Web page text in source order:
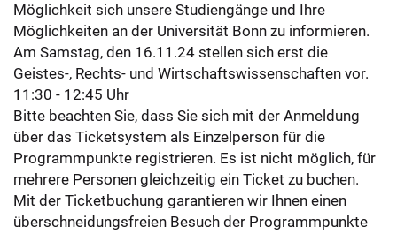
Möglichkeit sich unsere Studiengänge und Ihre
Möglichkeiten an der Universität Bonn zu informieren.
Am Samstag, den 16.11.24 stellen sich erst die
Geistes-, Rechts- und Wirtschaftswissenschaften vor.
11:30 - 12:45 Uhr
Bitte beachten Sie, dass Sie sich mit der Anmeldung
über das Ticketsystem als Einzelperson für die
Programmpunkte registrieren. Es ist nicht möglich, für
mehrere Personen gleichzeitig ein Ticket zu buchen.
Mit der Ticketbuchung garantieren wir Ihnen einen
überschneidungsfreien Besuch der Programmpunkte